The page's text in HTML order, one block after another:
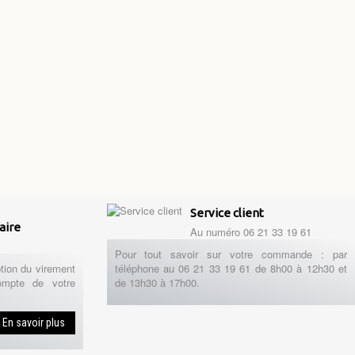
du virement
de votre
En savoir plus
Service client
Au numéro 06 21 33 19 61
Pour tout savoir sur votre commande : par
téléphone au 06 21 33 19 61 de 8h00 à 12h30 et
de 13h30 à 17h00.